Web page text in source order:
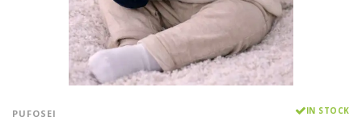
PUFOSEI IN STOCK